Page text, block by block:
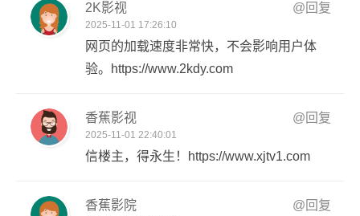
2K影视 @回复
2025-11-01 17:26:10
网页的加载速度非常快，不会影响用户体
验。https://www.2kdy.com
香蕉影视 @回复
2025-11-01 22:40:01
信楼主，得永生！https://www.xjtv1.com
香蕉影院 @回复